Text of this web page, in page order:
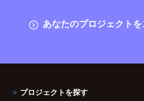
あなたのプロジェクト
プロジェクトを探す